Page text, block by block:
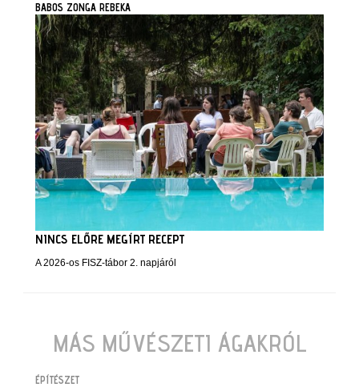
BABOS ZONGA REBEKA
NINCS ELŐRE MEGÍRT RECEPT
A 2026-os FISZ-tábor 2. napjáról
MÁS MŰVÉSZETI ÁGAKRÓL
ÉPÍTÉSZET